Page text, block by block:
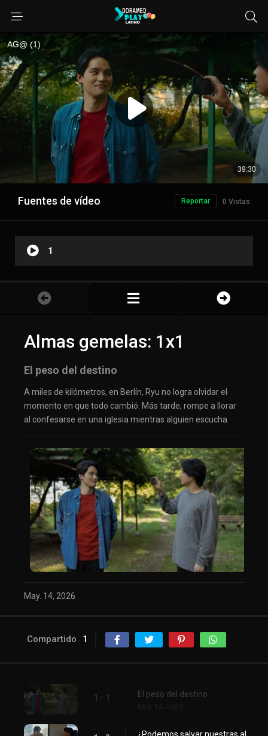
Fuentes de vídeo 0 Vistas
Reportar
1
Almas gemelas: 1x1
El peso del destino
A miles de kilómetros, en Berlín, Ryu no logra olvidar el
momento en que todo cambió. Más tarde, rompe a llorar
al confesarse en una iglesia mientras alguien escucha.
May. 14, 2026
Compartido 1
1 - 1 El peso del destino
May. 14, 2026